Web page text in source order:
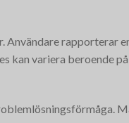
rapporterar
variera beroende